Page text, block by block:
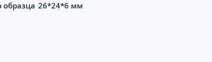
образца 26*24*6 мм